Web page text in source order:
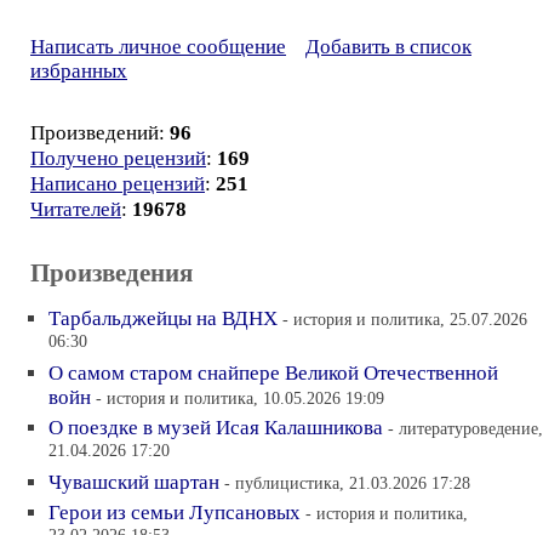
Написать личное сообщение
Добавить в список
избранных
Произведений: 96
Получено рецензий: 169
Написано рецензий: 251
Читателей: 19678
Произведения
Тарбальджейцы на ВДНХ - история и политика, 25.07.2026
06:30
О самом старом снайпере Великой Отечественной
войн - история и политика, 10.05.2026 19:09
О поездке в музей Исая Калашникова - литературоведение,
21.04.2026 17:20
Чувашский шартан - публицистика, 21.03.2026 17:28
Герои из семьи Лупсановых - история и политика,